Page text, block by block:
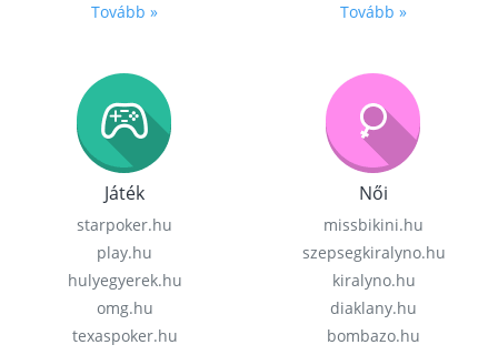
Tovább » Tovább »
Játék
starpoker.hu
play.hu
hulyegyerek.hu
omg.hu
texaspoker.hu
Női
missbikini.hu
szepsegkiralyno.hu
kiralyno.hu
diaklany.hu
bombazo.hu